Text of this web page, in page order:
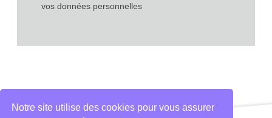
vos données personnelles
Notre site utilise des cookies pour vous assurer